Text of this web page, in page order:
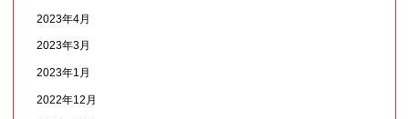
2023年4月
2023年3月
2023年1月
2022年12月